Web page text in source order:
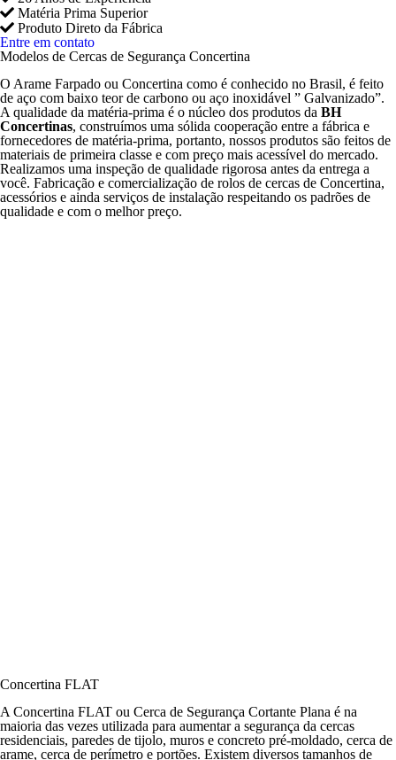
Matéria Prima Superior
Produto Direto da Fábrica
Entre em contato
Modelos de Cercas de Segurança Concertina
O Arame Farpado ou Concertina como é conhecido no Brasil, é feito
de aço com baixo teor de carbono ou aço inoxidável ” Galvanizado”.
A qualidade da matéria-prima é o núcleo dos produtos da BH
Concertinas, construímos uma sólida cooperação entre a fábrica e
fornecedores de matéria-prima, portanto, nossos produtos são feitos de
materiais de primeira classe e com preço mais acessível do mercado.
Realizamos uma inspeção de qualidade rigorosa antes da entrega a
você. Fabricação e comercialização de rolos de cercas de Concertina,
acessórios e ainda serviços de instalação respeitando os padrões de
qualidade e com o melhor preço.
Concertina FLAT
A Concertina FLAT ou Cerca de Segurança Cortante Plana é na
maioria das vezes utilizada para aumentar a segurança da cercas
residenciais, paredes de tijolo, muros e concreto pré-moldado, cerca de
arame, cerca de perímetro e portões. Existem diversos tamanhos de